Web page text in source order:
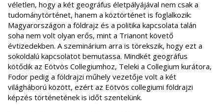
véletlen, hogy a két geográfus életpályájával nem csak a
tudománytörténet, hanem a köztörténet is foglalkozik:
Magyarországon a földrajz és a politika kapcsolata talán
soha nem volt olyan erős, mint a Trianont követő
évtizedekben. A szeminárium arra is törekszik, hogy ezt a
sokoldalú kapcsolatot bemutassa. Mindkét geográfus
kötődik az Eötvös Collegiumhoz, Teleki a Collegium kurátora,
Fodor pedig a földrajzi műhely vezetője volt a két
világháború között, ezért az Eötvös collegiumi földrajzi
képzés történetének is időt szentelünk.